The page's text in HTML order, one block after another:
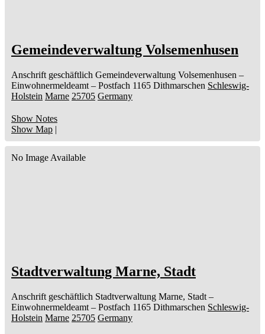
Gemeindeverwaltung Volsemenhusen
Anschrift geschäftlich Gemeindeverwaltung Volsemenhusen –
Einwohnermeldeamt – Postfach 1165 Dithmarschen Schleswig-
Holstein Marne 25705 Germany
Show Notes
Show Map |
No Image Available
Stadtverwaltung Marne, Stadt
Anschrift geschäftlich Stadtverwaltung Marne, Stadt –
Einwohnermeldeamt – Postfach 1165 Dithmarschen Schleswig-
Holstein Marne 25705 Germany